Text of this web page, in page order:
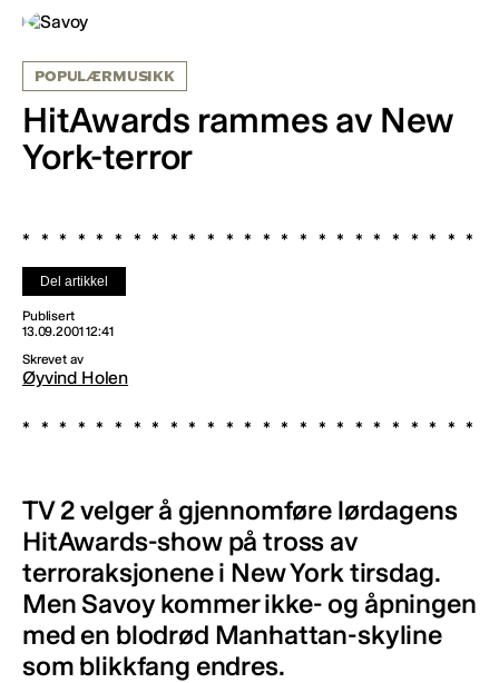
POPULÆRMUSIKK
HitAwards rammes av New
York-terror
Del artikkel
Publisert
13.09.2001 12:41
Skrevet av
Øyvind Holen
TV 2 velger å gjennomføre lørdagens
HitAwards-show på tross av
terroraksjonene i New York tirsdag.
Men Savoy kommer ikke- og åpningen
med en blodrød Manhattan-skyline
som blikkfang endres.